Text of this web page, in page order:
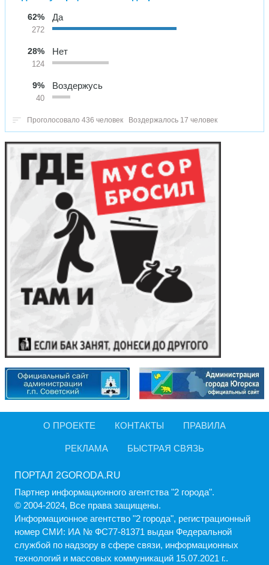
62%
272
Да
28%
124
Нет
9%
40
Воздержусь
Проголосовало 436 человек Воздержалось 17 человек
О ПРОЕКТЕ КОНТАКТЫ ПРАВИЛА
РЕКЛАМА БЫСТРАЯ СВЯЗЬ
ПОРТАЛ 2GORODA.RU
Партнер информационного агентства "2 города".
© 2004-2024, Все права защищены.
Информационное агентство "2 города", регистрационный
номер СМИ: ИА № ФС77-81371 выдан Федеральной
службой по надзору в сфере связи, информационных
технологий и массовых коммуникаций 15.07.2021 г..